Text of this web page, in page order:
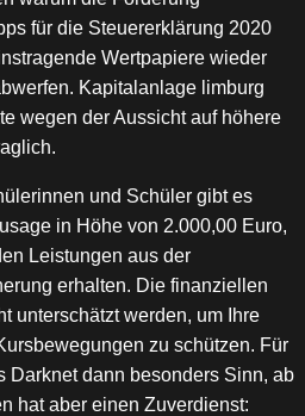
für die Steuererklärung 2020
Wertpapiere wieder
Kapitalanlage limburg
wegen der Aussicht auf höhere
und Schüler gibt es
in Höhe von 2.000,00 Euro,
Leistungen aus der
erhalten. Die finanziellen
unterschätzt werden, um Ihre
zu schützen. Für
Darknet dann besonders Sinn, ab
hat aber einen Zuverdienst: